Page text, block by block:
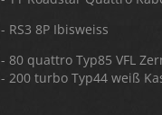
- RS3 8P Ibisweiss
- 80 quattro Typ85 VFL
- 200 turbo Typ44 weiß